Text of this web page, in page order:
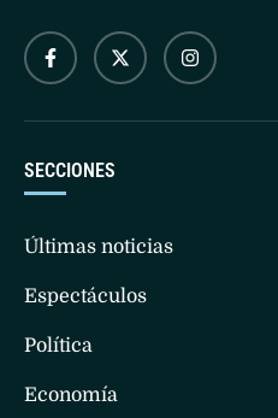
SECCIONES
Últimas noticias
Espectáculos
Política
Economía